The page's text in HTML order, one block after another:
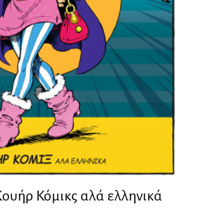
Κόμικς αλά ελληνικά